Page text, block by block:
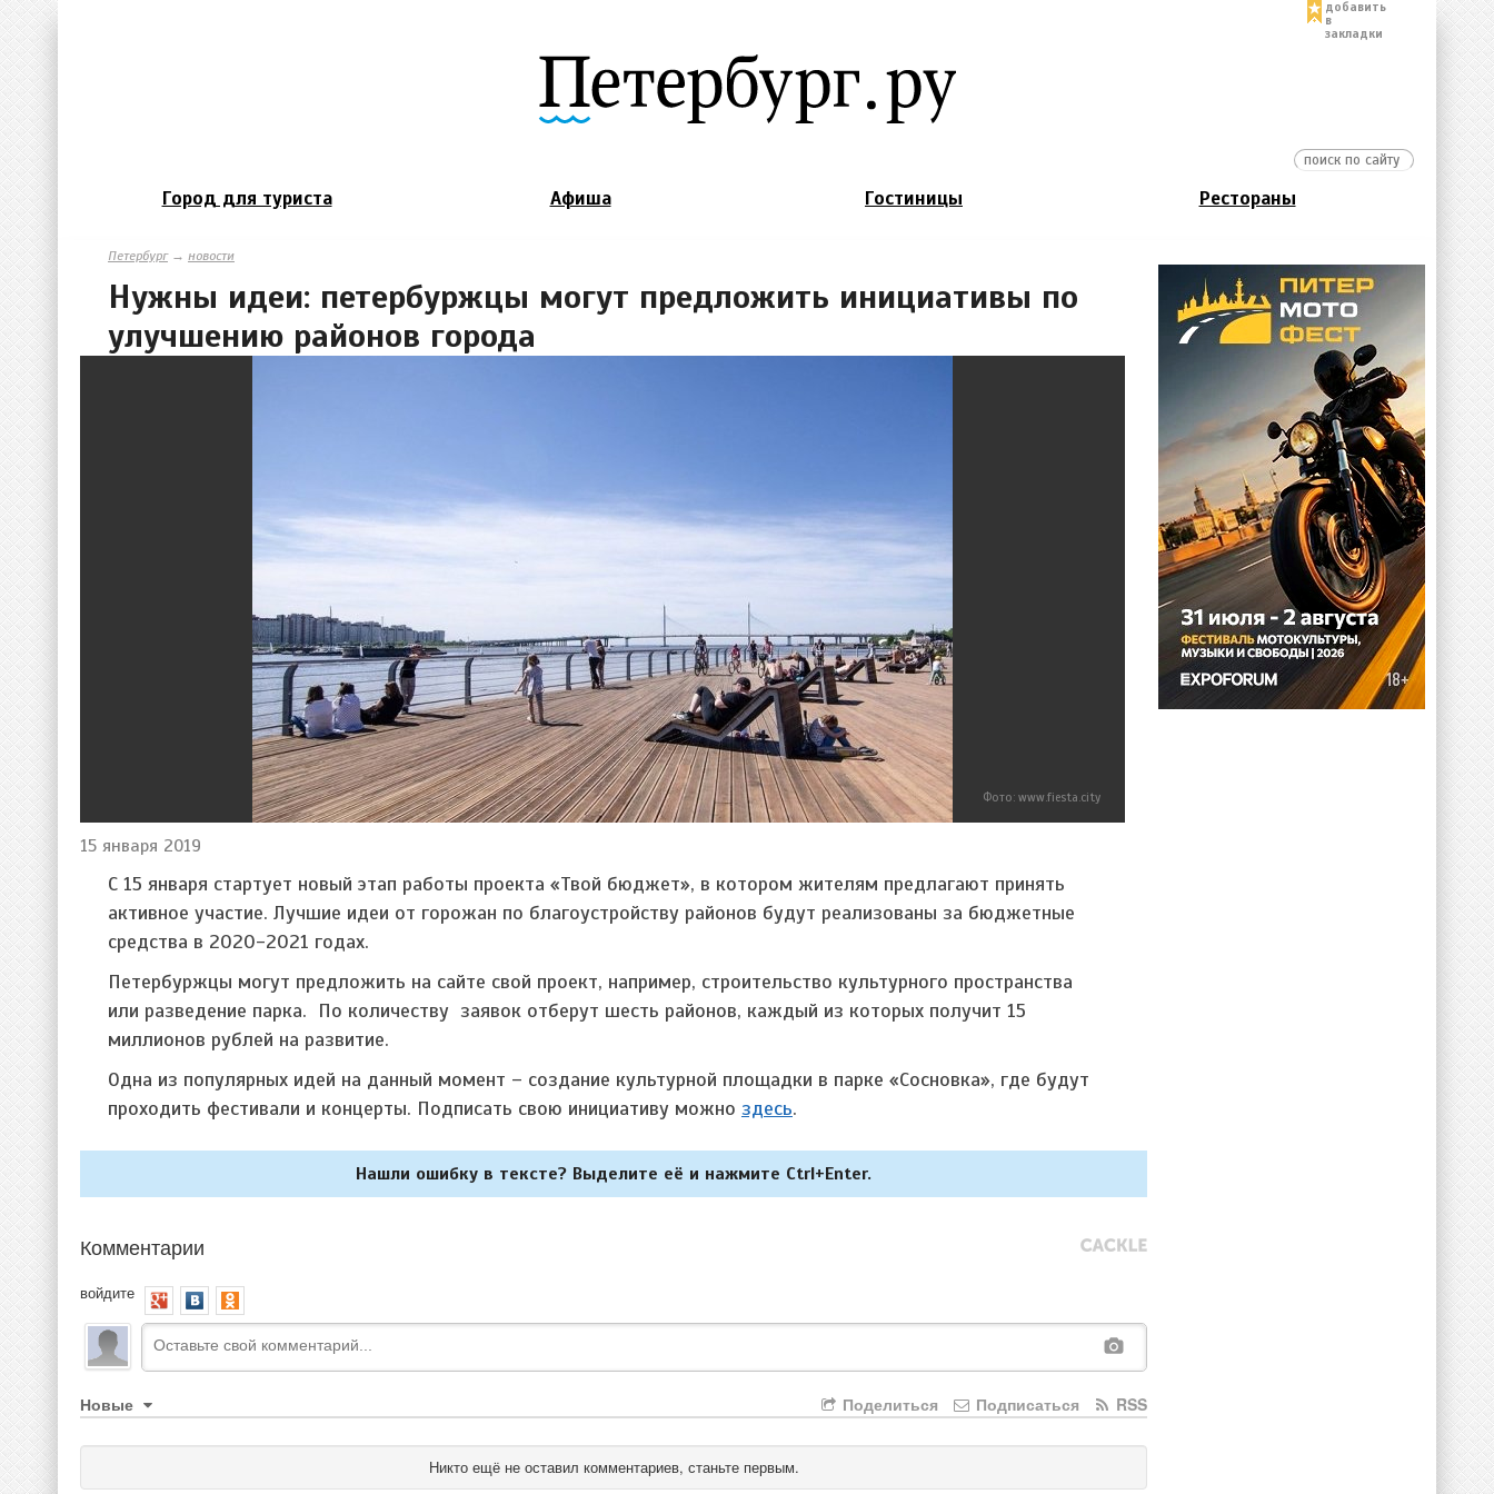
добавить
в
закладки
Город для туриста Афиша Гостиницы Рестораны
Петербург→ новости
Нужны идеи: петербуржцы могут предложить инициативы по
улучшению районов города
Фото: www.fiesta.city
15 января 2019
С 15 января стартует новый этап работы проекта «Твой бюджет», в котором жителям предлагают принять
активное участие. Лучшие идеи от горожан по благоустройству районов будут реализованы за бюджетные
средства в 2020-2021 годах.
Петербуржцы могут предложить на сайте свой проект, например, строительство культурного пространства
или разведение парка. По количеству заявок отберут шесть районов, каждый из которых получит 15
миллионов рублей на развитие.
Одна из популярных идей на данный момент – создание культурной площадки в парке «Сосновка», где будут
проходить фестивали и концерты. Подписать свою инициативу можно здесь.
Нашли ошибку в тексте? Выделите её и нажмите Ctrl+Enter.
Комментарии
войдите
Новые RSS
Подписаться
Поделиться
Никто ещё не оставил комментариев, станьте первым.